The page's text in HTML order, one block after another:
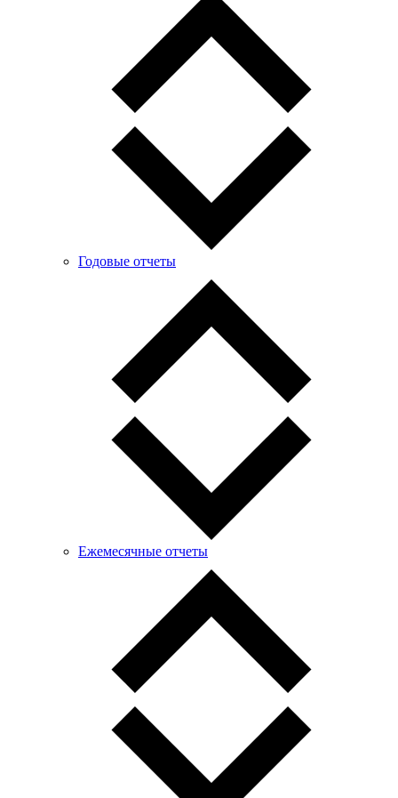
Годовые отчеты
Ежемесячные отчеты